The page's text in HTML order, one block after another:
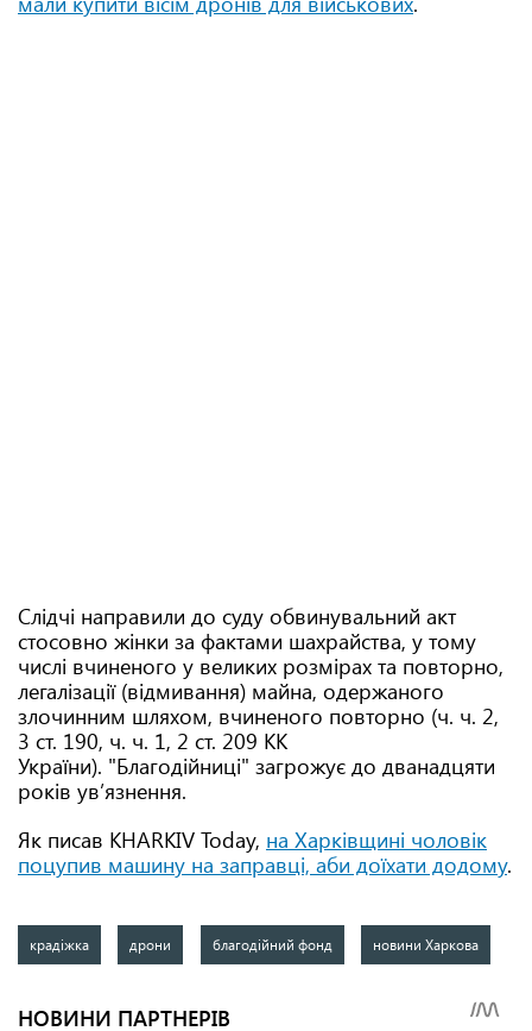
Слідчі направили до суду обвинувальний акт
стосовно жінки за фактами шахрайства, у тому
числі вчиненого у великих розмірах та повторно,
легалізації (відмивання) майна, одержаного
злочинним шляхом, вчиненого повторно (ч. ч. 2,
3 ст. 190, ч. ч. 1, 2 ст. 209 КК
України). "Благодійниці" загрожує до дванадцяти
років ув’язнення.
Як писав KHARKIV Today, на Харківщині чоловік
поцупив машину на заправці, аби доїхати додому.
крадіжка дрони благодійний фонд новини Харкова